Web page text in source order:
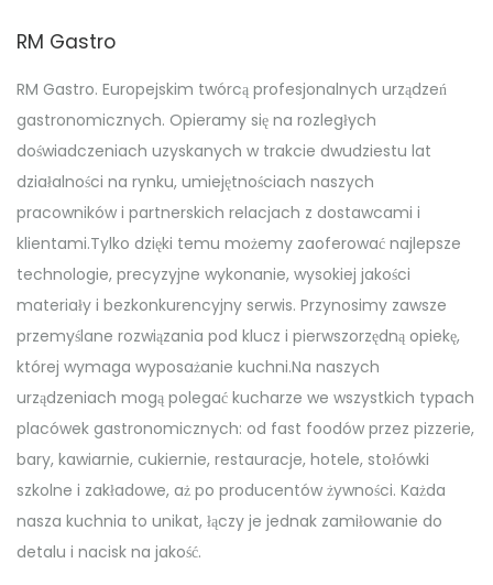
RM Gastro
RM Gastro. Europejskim twórcą profesjonalnych urządzeń
gastronomicznych. Opieramy się na rozległych
doświadczeniach uzyskanych w trakcie dwudziestu lat
działalności na rynku, umiejętnościach naszych
pracowników i partnerskich relacjach z dostawcami i
klientami.Tylko dzięki temu możemy zaoferować najlepsze
technologie, precyzyjne wykonanie, wysokiej jakości
materiały i bezkonkurencyjny serwis. Przynosimy zawsze
przemyślane rozwiązania pod klucz i pierwszorzędną opiekę,
której wymaga wyposażanie kuchni.Na naszych
urządzeniach mogą polegać kucharze we wszystkich typach
placówek gastronomicznych: od fast foodów przez pizzerie,
bary, kawiarnie, cukiernie, restauracje, hotele, stołówki
szkolne i zakładowe, aż po producentów żywności. Każda
nasza kuchnia to unikat, łączy je jednak zamiłowanie do
detalu i nacisk na jakość.